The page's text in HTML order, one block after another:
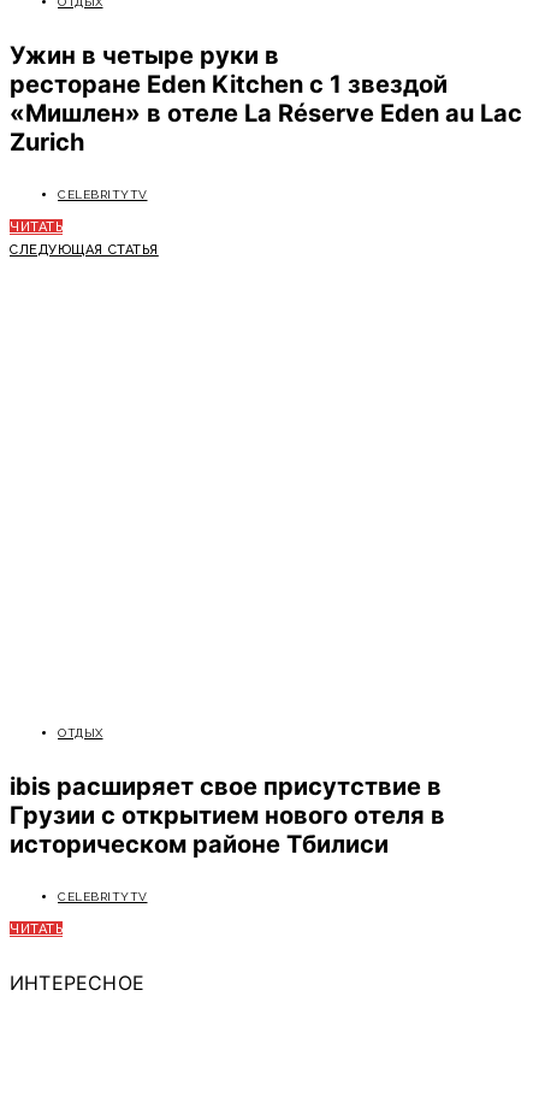
Ужин в четыре руки в
ресторане Eden Kitchen с 1 звездой
«Мишлен» в отеле La Réserve Eden au Lac
Zurich
CELEBRITYTV
ЧИТАТЬ
СЛЕДУЮЩАЯ СТАТЬЯ
ОТДЫХ
ibis расширяет свое присутствие в
Грузии с открытием нового отеля в
историческом районе Тбилиси
CELEBRITYTV
ЧИТАТЬ
ИНТЕРЕСНОЕ